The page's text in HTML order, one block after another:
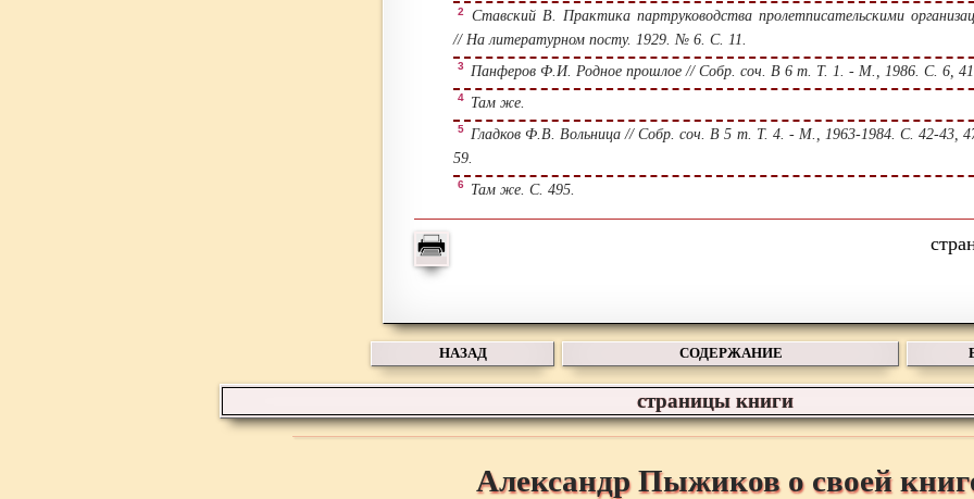
2
Ставский В. Практика партруководства пролетписательскими
// На литературном посту. 1929. № 6. С. 11.
3 Панферов Ф.И. Родное прошлое // Собр. соч. В 6 т. T. 1. - М., 1986. С. 6,
4 Там же.
5
Гладков Ф.В. Вольница // Собр. соч. В 5 т. T. 4. - М., 1963-1984. С. 42-43,
59.
6 Там же. С. 495.
НАЗАД СОДЕРЖАНИЕ
страницы книги
Александр Пыжиков о своей